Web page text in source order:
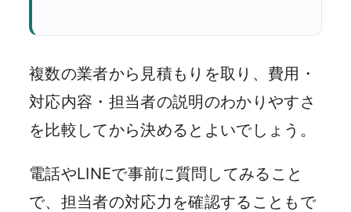
複数の業者から見積もりを取り、費用・
対応内容・担当者の説明のわかりやすさ
を比較してから決めるとよいでしょう。
電話やLINEで事前に質問してみること
で、担当者の対応力を確認することもで